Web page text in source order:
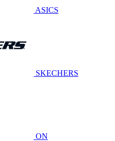
ASICS
SKECHERS
ON